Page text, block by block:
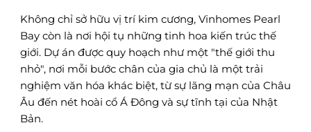
Không chỉ sở hữu vị trí kim cương, Vinhomes Pearl
Bay còn là nơi hội tụ những tinh hoa kiến trúc thế
giới. Dự án được quy hoạch như một "thế giới thu
nhỏ", nơi mỗi bước chân của gia chủ là một trải
nghiệm văn hóa khác biệt, từ sự lãng mạn của Châu
Âu đến nét hoài cổ Á Đông và sự tĩnh tại của Nhật
Bản.